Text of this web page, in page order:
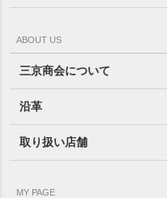
ABOUT US
三京商会について
沿革
取り扱い店舗
MY PAGE